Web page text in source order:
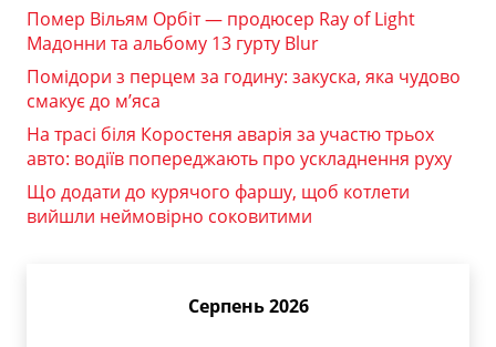
Помер Вільям Орбіт — продюсер Ray of Light
Мадонни та альбому 13 гурту Blur
Помідори з перцем за годину: закуска, яка чудово
смакує до м’яса
На трасі біля Коростеня аварія за участю трьох
авто: водіїв попереджають про ускладнення руху
Що додати до курячого фаршу, щоб котлети
вийшли неймовірно соковитими
Серпень 2026